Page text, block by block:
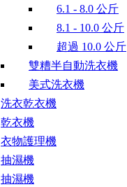
6.1 - 8.0 公斤
8.1 - 10.0 公斤
超過 10.0 公斤
雙糟半自動洗衣機
美式洗衣機
洗衣乾衣機
乾衣機
衣物護理機
抽濕機
抽濕機